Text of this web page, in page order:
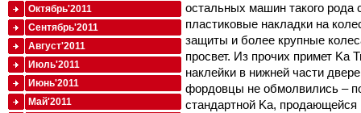
остальных машин такого рода
пластиковые накладки на
защиты и более крупные
просвет. Из прочих примет Ka
наклейки в нижней части
фордовцы не обмолвились –
стандартной Ka, продающейся
Октябрь'2011
Сентябрь'2011
Август'2011
Июль'2011
Июнь'2011
Май'2011